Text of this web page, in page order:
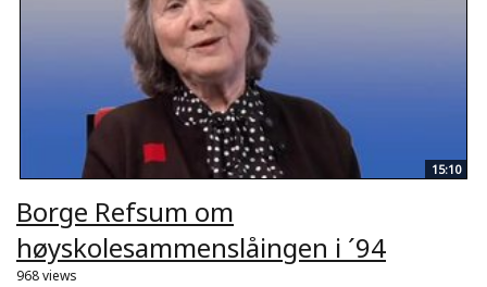
15:10
Borge Refsum om
høyskolesammenslåingen i ´94
968 views